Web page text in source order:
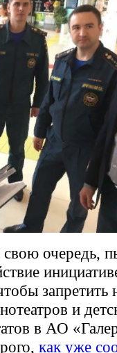
очередь,
запретить
и
в АО
как уже